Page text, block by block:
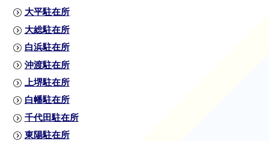
大平駐在所
大総駐在所
白浜駐在所
沖渡駐在所
上堺駐在所
白幡駐在所
千代田駐在所
東陽駐在所